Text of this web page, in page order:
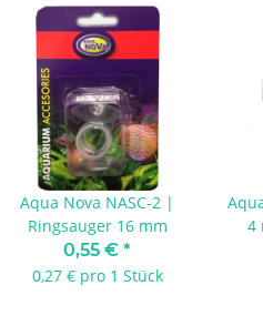
Aqua Nova NASC-2 |
Ringsauger 16 mm
0,55 € *
0,27 € pro 1 Stück
4